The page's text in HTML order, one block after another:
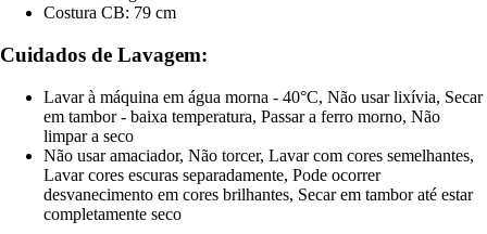
Costura CB: 79 cm
Cuidados de Lavagem:
Lavar à máquina em água morna - 40°C, Não usar lixívia, Secar
em tambor - baixa temperatura, Passar a ferro morno, Não
limpar a seco
Não usar amaciador, Não torcer, Lavar com cores semelhantes,
Lavar cores escuras separadamente, Pode ocorrer
desvanecimento em cores brilhantes, Secar em tambor até estar
completamente seco